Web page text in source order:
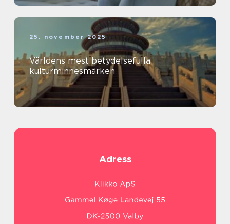
25. november 2025
Världens mest betydelsefulla
kulturminnesmärken
Adress